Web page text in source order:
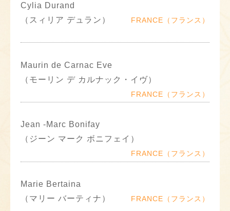
Cylia Durand
（スィリア デュラン）
FRANCE（フランス）
Maurin de Carnac Eve
（モーリン デ カルナック・イヴ）
FRANCE（フランス）
Jean -Marc Bonifay
（ジーン マーク ボニフェイ）
FRANCE（フランス）
Marie Bertaina
（マリー バーティナ）
FRANCE（フランス）